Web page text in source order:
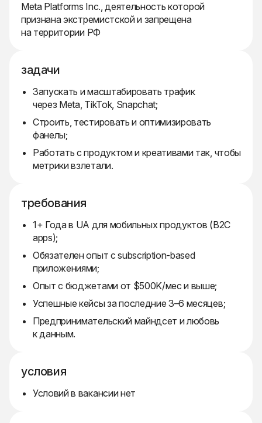
Meta Platforms Inc., деятельность которой
признана экстремистской и запрещена
на территории РФ
задачи
Запускать и масштабировать трафик
через Meta, TikTok, Snapchat;
Строить, тестировать и оптимизировать
фанелы;
Работать с продуктом и креативами так, чтобы
метрики взлетали.
требования
1+ Года в UA для мобильных продуктов (B2C
apps);
Обязателен опыт с subscription-based
приложениями;
Опыт с бюджетами от $500K/мес и выше;
Успешные кейсы за последние 3–6 месяцев;
Предпринимательский майндсет и любовь
к данным.
условия
Условий в вакансии нет